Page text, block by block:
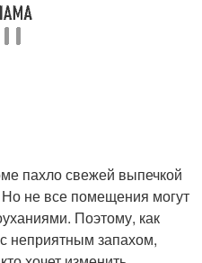
пахло свежей выпечкой
не все помещения могут
Поэтому, как
неприятным запахом,